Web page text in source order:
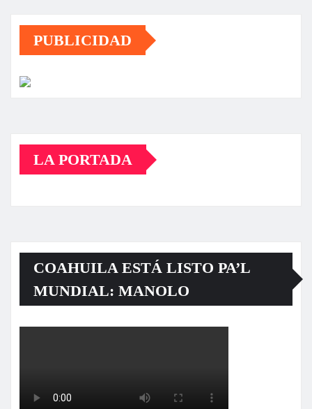
PUBLICIDAD
LA PORTADA
COAHUILA ESTÁ LISTO PA’L
MUNDIAL: MANOLO